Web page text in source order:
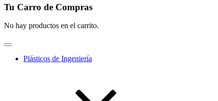
Tu Carro de Compras
No hay productos en el carrito.
Plásticos de Ingeniería